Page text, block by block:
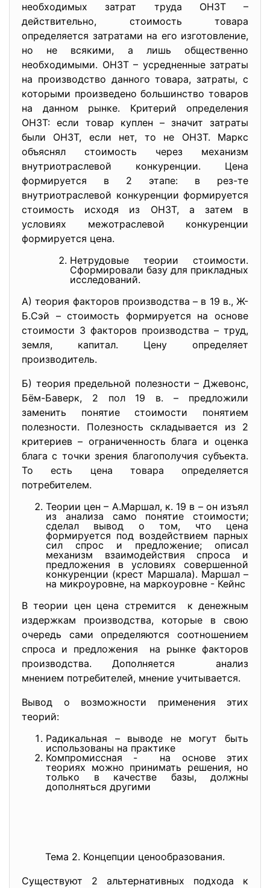
необходимых затрат труда ОНЗТ –
действительно, стоимость товара
определяется затратами на его изготовление,
но не всякими, а лишь общественно
необходимыми. ОНЗТ – усредненные затраты
на производство данного товара, затраты, с
которыми произведено большинство товаров
на данном рынке. Критерий определения
ОНЗТ: если товар куплен – значит затраты
были ОНЗТ, если нет, то не ОНЗТ. Маркс
объяснял стоимость через механизм
внутриотраслевой конкуренции. Цена
формируется в 2 этапе: в рез-те
внутриотраслевой конкуренции формируется
стоимость исходя из ОНЗТ, а затем в
условиях межотраслевой конкуренции
формируется цена.
Нетрудовые теории стоимости.
Сформировали базу для прикладных
исследований.
А) теория факторов производства – в 19 в., Ж-
Б.Сэй – стоимость формируется на основе
стоимости 3 факторов производства – труд,
земля, капитал. Цену определяет
производитель.
Б) теория предельной полезности – Джевонс,
Бём-Баверк, 2 пол 19 в. – предложили
заменить понятие стоимости понятием
полезности. Полезность складывается из 2
критериев – ограниченность блага и оценка
блага с точки зрения благополучия субъекта.
То есть цена товара определяется
потребителем.
Теории цен – А.Маршал, к. 19 в – он изъял
из анализа само понятие стоимости;
сделал вывод о том, что цена
формируется под воздействием парных
сил спрос и предложение; описал
механизм взаимодействия спроса и
предложения в условиях совершенной
конкуренции (крест Маршала). Маршал –
на микроуровне, на маркоуровне - Кейнс
В теории цен цена стремится к денежным
издержкам производства, которые в свою
очередь сами определяются соотношением
спроса и предложения на рынке факторов
производства. Дополняется анализ
мнением потребителей, мнение учитывается.
Вывод о возможности применения этих
теорий:
Радикальная – выводе не могут быть
использованы на практике
Компромиссная - на основе этих
теориях можно принимать решения, но
только в качестве базы, должны
дополняться другими
Тема 2. Концепции ценообразования.
Существуют 2 альтернативных подхода к